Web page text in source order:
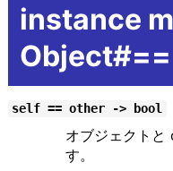
instance
Object#==
self == other -> bool
オブジェクトと
す。